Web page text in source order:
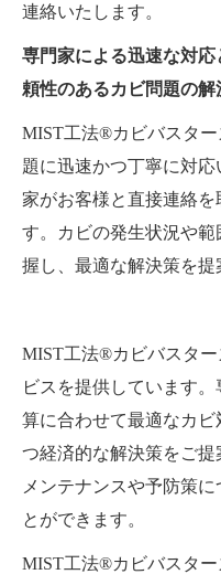
連絡いたします。
専門家による迅速な対
頼性のあるカビ問題の解
MIST工法®カビバスタ
題に迅速かつ丁寧に対
家がお客様と直接連絡を
す。カビの発生状況や
握し、最適な解決策を提
MIST工法®カビバスタ
ビスを提供しています
算に合わせて最適なカ
つ経済的な解決策をご
メンテナンスや予防策
とができます。
MIST工法®カビバスタ